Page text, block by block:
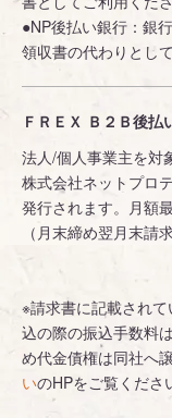
●NP後払い銀行：銀
領収書の代わりとし
ＦＲＥＸ Ｂ２Ｂ後払
法人/個人事業主を対
株式会社ネットプロ
発行されます。月額
（月末締め翌月末請
※請求書に記載され
込の際の振込手数料
め代金債権は同社へ
いのHPをご覧くださ